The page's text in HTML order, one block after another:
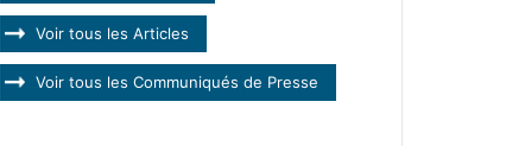
Voir tous les Articles
Voir tous les Communiqués de Presse